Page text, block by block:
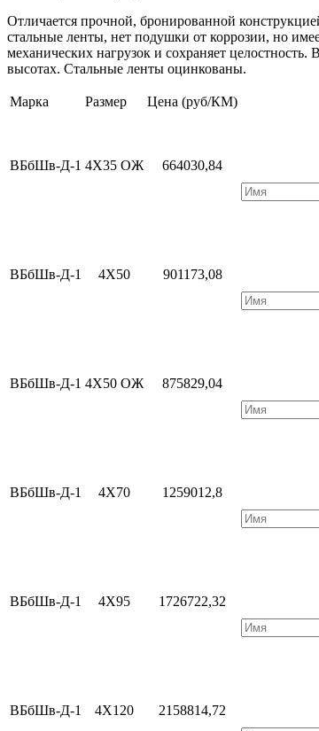
Отличается прочной, бронированной
стальные ленты, нет подушки от коррозии, но
механических нагрузок и сохраняет
высотах. Стальные ленты оцинкованы.
Марка Размер Цена (руб/КМ)
ВБбШв-Д-1 4Х35 ОЖ 664030,84
ВБбШв-Д-1 4Х50 901173,08
ВБбШв-Д-1 4Х50 ОЖ 875829,04
ВБбШв-Д-1 4Х70 1259012,8
ВБбШв-Д-1 4Х95 1726722,32
ВБбШв-Д-1 4Х120 2158814,72